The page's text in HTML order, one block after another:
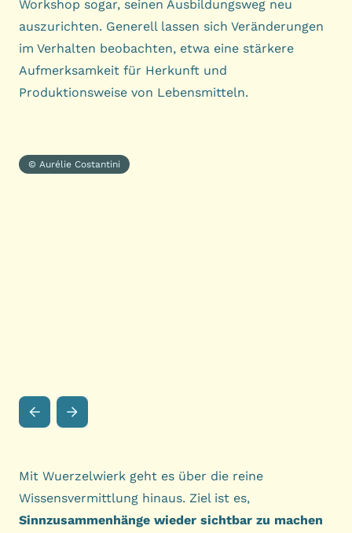
Workshop sogar, seinen Ausbildungsweg neu
auszurichten. Generell lassen sich Veränderungen
im Verhalten beobachten, etwa eine stärkere
Aufmerksamkeit für Herkunft und
Produktionsweise von Lebensmitteln.
© Aurélie Costantini
Mit Wuerzelwierk geht es über die reine
Wissensvermittlung hinaus. Ziel ist es,
Sinnzusammenhänge wieder sichtbar zu machen